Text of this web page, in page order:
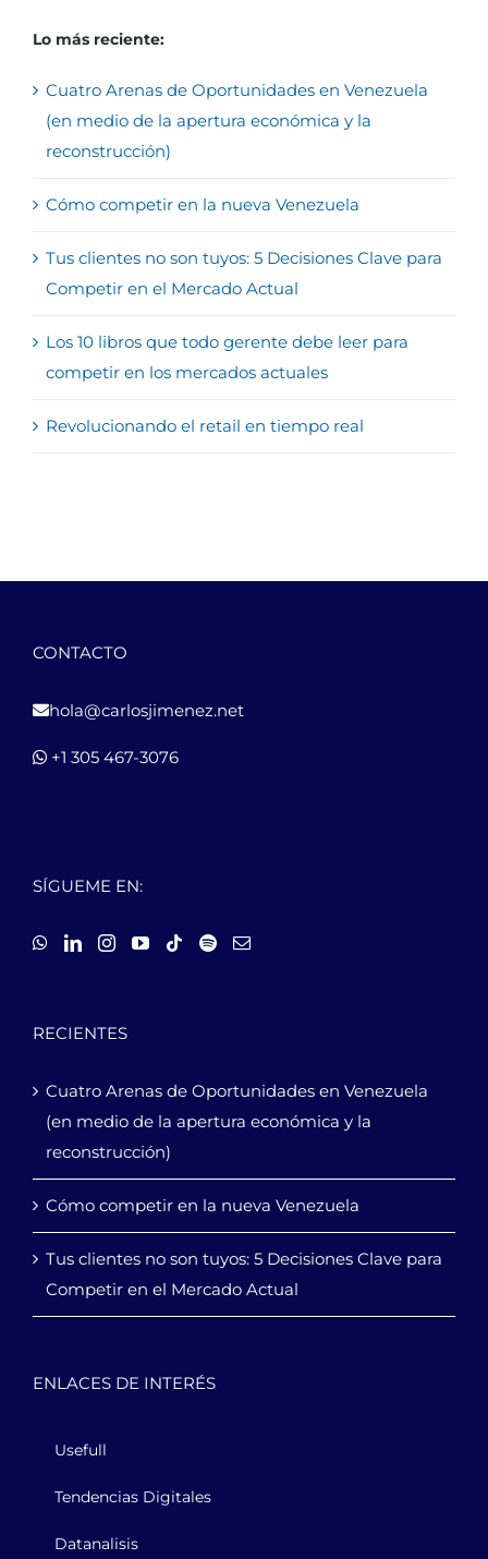
Lo más reciente:
Cuatro Arenas de Oportunidades en Venezuela
(en medio de la apertura económica y la
reconstrucción)
Cómo competir en la nueva Venezuela
Tus clientes no son tuyos: 5 Decisiones Clave para
Competir en el Mercado Actual
Los 10 libros que todo gerente debe leer para
competir en los mercados actuales
Revolucionando el retail en tiempo real
CONTACTO
hola@carlosjimenez.net
+1 305 467-3076
SÍGUEME EN:
RECIENTES
Cuatro Arenas de Oportunidades en Venezuela
(en medio de la apertura económica y la
reconstrucción)
Cómo competir en la nueva Venezuela
Tus clientes no son tuyos: 5 Decisiones Clave para
Competir en el Mercado Actual
ENLACES DE INTERÉS
Usefull
Tendencias Digitales
Datanalisis